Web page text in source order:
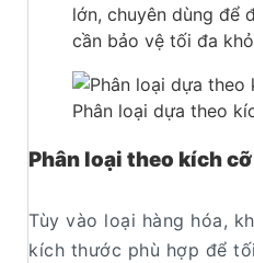
lớn, chuyên dùng để
cần bảo vệ tối đa
Phân loại dựa theo
Phân loại theo kích
Tùy vào loại hàng hóa,
kích thước phù hợp để